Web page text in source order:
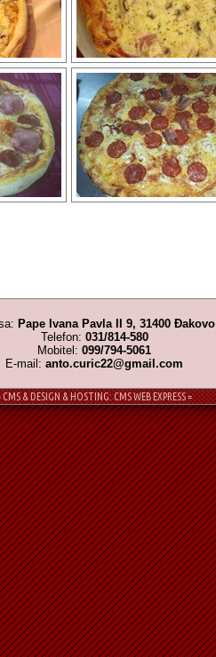
Pape Ivana Pavla II 9, 31400 Đakovo
Telefon: 031/814-580
Mobitel: 099/794-5061
E-mail: anto.curic22@gmail.com
CMS & DESIGN & HOSTING: CMS WEB EXPRESS =